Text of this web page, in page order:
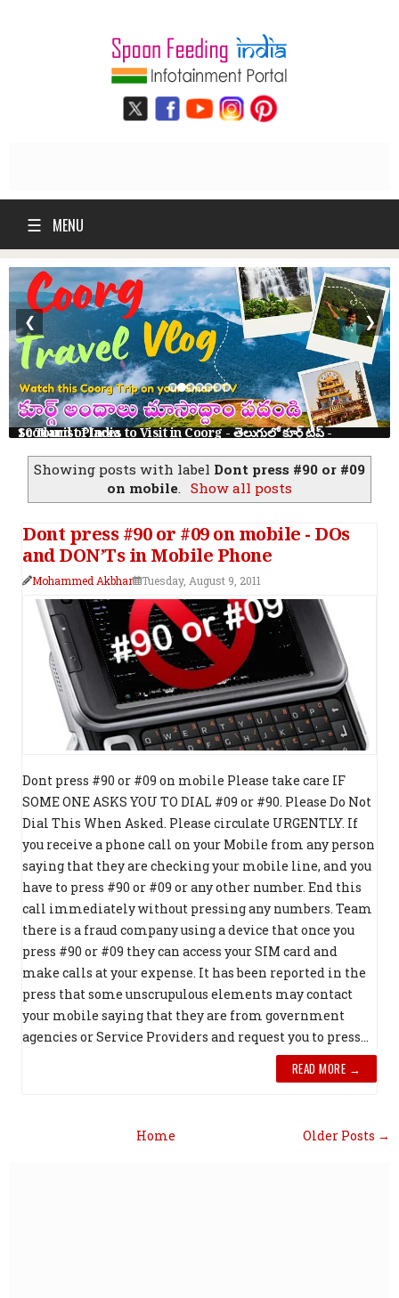
☰ MENU
10 Tourist Places to Visit in Coorg - తెలుగులో కూర్గ్ ట్రిప్ - Scotland of India
❮ ❯
Showing posts with label Dont press #90 or #09
on mobile. Show all posts
Dont press #90 or #09 on mobile - DOs
and DON’Ts in Mobile Phone
Mohammed Akbhar Tuesday, August 9, 2011
Dont press #90 or #09 on mobile Please take care IF
SOME ONE ASKS YOU TO DIAL #09 or #90. Please Do Not
Dial This When Asked. Please circulate URGENTLY. If
you receive a phone call on your Mobile from any person
saying that they are checking your mobile line, and you
have to press #90 or #09 or any other number. End this
call immediately without pressing any numbers. Team
there is a fraud company using a device that once you
press #90 or #09 they can access your SIM card and
make calls at your expense. It has been reported in the
press that some unscrupulous elements may contact
your mobile saying that they are from government
agencies or Service Providers and request you to press...
READ MORE →
Older Posts →
Home